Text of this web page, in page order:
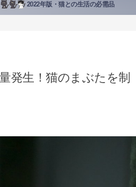
2022年版・猫との生活の必需品
発生！猫のまぶたを制